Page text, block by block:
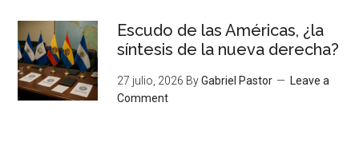
Escudo de las Américas, ¿la
síntesis de la nueva derecha?
27 julio, 2026 ByGabriel Pastor
Leave a
Comment